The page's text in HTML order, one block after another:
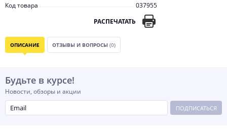
Код товара
037955
РАСПЕЧАТАТЬ
ОПИСАНИЕ ОТЗЫВЫ И ВОПРОСЫ (0)
Будьте в курсе!
Новости, обзоры и акции
ПОДПИСАТЬСЯ